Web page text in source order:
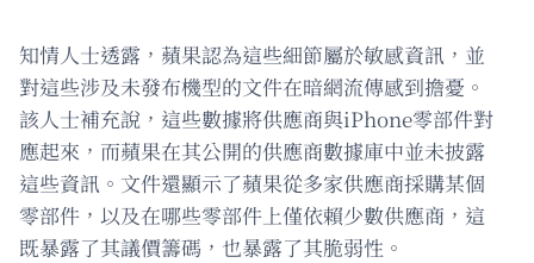
知情人士透露，蘋果認為這些細節屬於敏感資訊，並
對這些涉及未發布機型的文件在暗網流傳感到擔憂。
該人士補充說，這些數據將供應商與iPhone零部件對
應起來，而蘋果在其公開的供應商數據庫中並未披露
這些資訊。文件還顯示了蘋果從多家供應商採購某個
零部件，以及在哪些零部件上僅依賴少數供應商，這
既暴露了其議價籌碼，也暴露了其脆弱性。